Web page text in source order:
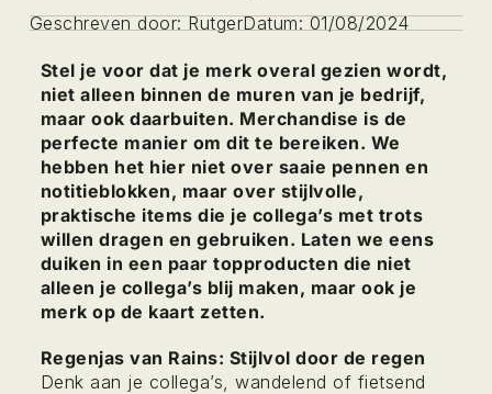
Geschreven door:RutgerDatum: 01/08/2024
Stel je voor dat je merk overal gezien wordt,
niet alleen binnen de muren van je bedrijf,
maar ook daarbuiten. Merchandise is de
perfecte manier om dit te bereiken. We
hebben het hier niet over saaie pennen en
notitieblokken, maar over stijlvolle,
praktische items die je collega’s met trots
willen dragen en gebruiken. Laten we eens
duiken in een paar topproducten die niet
alleen je collega’s blij maken, maar ook je
merk op de kaart zetten.
Regenjas van Rains: Stijlvol door de regen
Denk aan je collega’s, wandelend of fietsend